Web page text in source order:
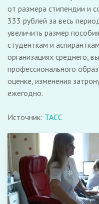
от размера стипендии и
333 рублей за весь
увеличить размер
студенткам и
организациях среднего,
профессионального
оценке, изменения
ежегодно.
Источник: ТАСС